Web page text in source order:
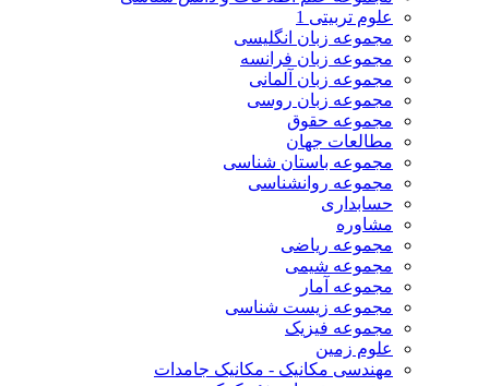
علوم تربیتی 1
مجموعه زبان انگلیسی
مجموعه زبان فرانسه
مجموعه زبان آلمانی
مجموعه زبان روسی
مجموعه حقوق
مطالعات جهان
مجموعه باستان شناسی
مجموعه روانشناسی
حسابداری
مشاوره
مجموعه ریاضی
مجموعه شیمی
مجموعه آمار
مجموعه زیست شناسی
مجموعه فیزیک
علوم زمین
مهندسی مکانیک - مکانیک جامدات